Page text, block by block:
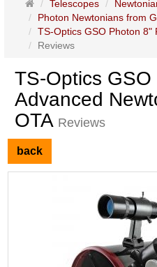
Main
page
Telescopes
Photon Newtonians from
TS-Optics GSO Photon 8"
Reviews
TS-Optics
Advanced
OTA Reviews
back